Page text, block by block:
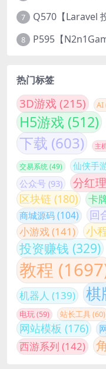
7
8
热门标签
3D游戏 (215) AI
H5游戏 (512)
下载 (603) 主
交易系统 (49) 仙侠手
公众号 (93) 分红
区块链 (180) 卡
商城源码(104) 回
小游戏 (141) 小
投资赚钱 (329)
教程
机器人 (139) 棋
电玩(59) 站长工具(60)
网站模板 (176)
西游系列 (142)